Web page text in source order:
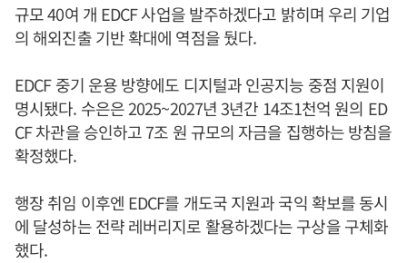
규모 40여 개 EDCF 사업을 발주하겠다고 밝히며 우리 기업
의 해외진출 기반 확대에 역점을 뒀다.
EDCF 중기 운용 방향에도 디지털과 인공지능 중점 지원이
명시됐다. 수은은 2025~2027년 3년간 14조1천억 원의 ED
CF 차관을 승인하고 7조 원 규모의 자금을 집행하는 방침을
확정했다.
행장 취임 이후엔 EDCF를 개도국 지원과 국익 확보를 동시
에 달성하는 전략 레버리지로 활용하겠다는 구상을 구체화
했다.